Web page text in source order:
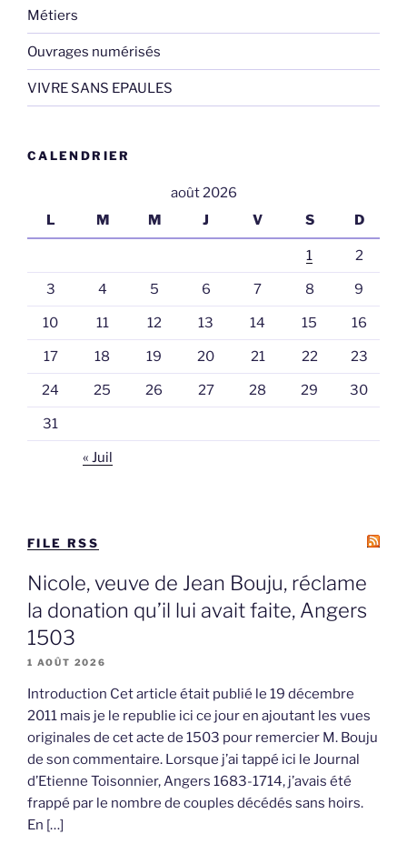
Métiers
Ouvrages numérisés
VIVRE SANS EPAULES
CALENDRIER
août 2026
L
M M J V S D
1 2
3 4 5 6 7 8 9
10 11 12 13 14 15 16
17 18 19 20 21 22 23
24 25 26 27 28 29 30
31
« Juil
FILE RSS
Nicole, veuve de Jean Bouju, réclame
la donation qu’il lui avait faite, Angers
1503
1 AOÛT 2026
Introduction Cet article était publié le 19 décembre
2011 mais je le republie ici ce jour en ajoutant les vues
originales de cet acte de 1503 pour remercier M. Bouju
de son commentaire. Lorsque j’ai tappé ici le Journal
d’Etienne Toisonnier, Angers 1683-1714, j’avais été
frappé par le nombre de couples décédés sans hoirs.
En […]